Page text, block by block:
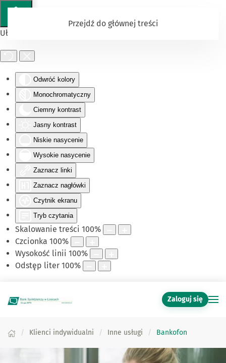
Ułatwienia dostępu
Odwróć kolory
Monochromatyczny
Ciemny kontrast
Jasny kontrast
Niskie nasycenie
Wysokie nasycenie
Zaznacz linki
Zaznacz nagłówki
Czytnik ekranu
Tryb czytania
Skalowanie treści 100%
Czcionka 100%
Wysokość linii 100%
Odstęp liter 100%
Przejdź do głównej treści
Zaloguj się
Klienci indywidualni Inne usługi Bankofon